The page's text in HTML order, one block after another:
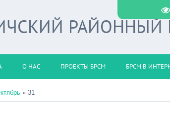
РАЙОННЫЙ
О НАС ПРОЕКТЫ БРСМ БРСМ В
» 31